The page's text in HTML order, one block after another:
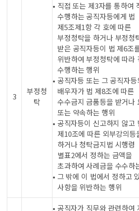
3
부정청
탁
• 직접 또는 제3자를 통하여
수행하는 공직자등에게 법
제5조제1항 각 호에 따른
부정청탁을 하거나 부정청
받은 공직자등이 법 제6조
위반하여 부정청탁에 따라
수행하는 행위
• 공직자등 또는 그 공직자등
배우자가 법 제8조에 따른
수수금지 금품등을 받거나
또는 약속하는 행위
• 공직자등이 신고하지 않고
제10조에 따른 외부강의등
하거나 청탁금지법 시행령
별표2에서 정하는 금액을
초과하여 사례금을 수수하
• 그 밖에 이 법에서 정하고
사항을 위반하는 행위
• 공직자가 직무와 관련하여